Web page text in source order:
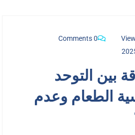
0 Comments
بين التوحد
الطعام وعدم